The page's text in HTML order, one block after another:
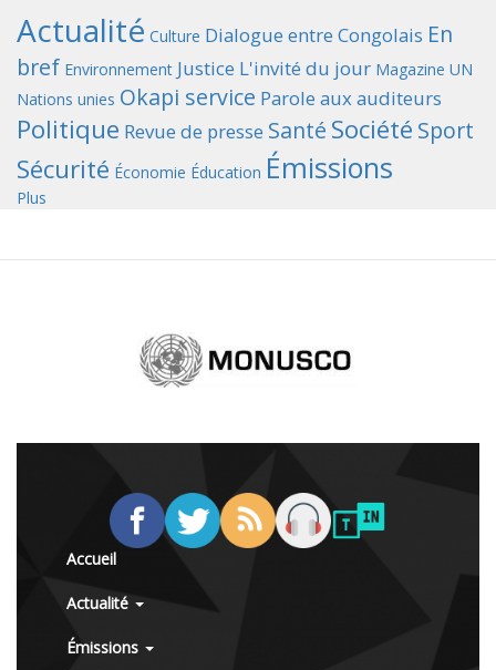
Actualité Culture Dialogue entre Congolais En
bref Environnement Justice L'invité du jour Magazine UN
Nations unies Okapi service Parole aux auditeurs
Politique Revue de presse Santé Société Sport
Sécurité Économie Éducation Émissions
Plus
Accueil
Actualité
Émissions